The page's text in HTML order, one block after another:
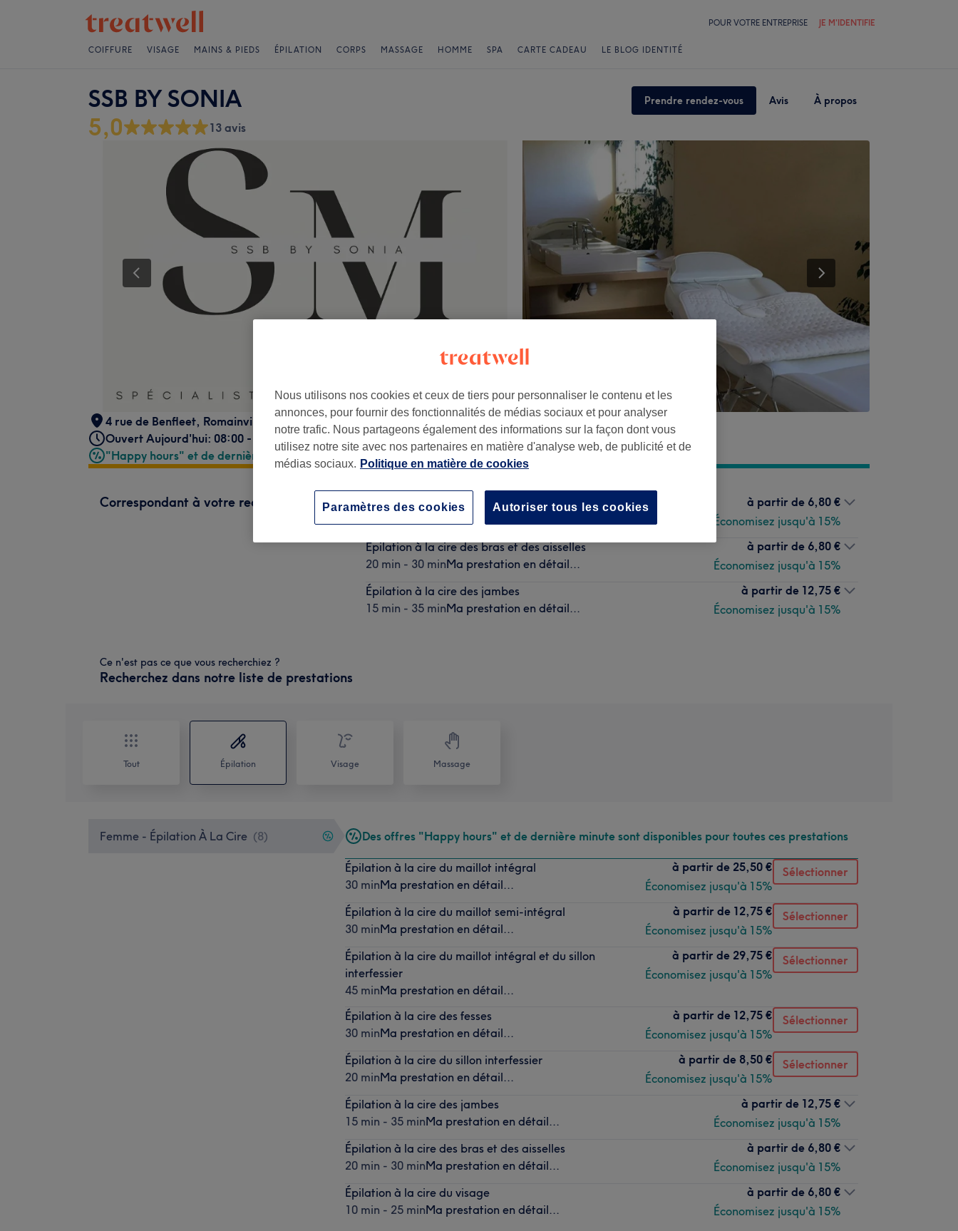
POUR VOTRE ENTREPRISE JE M'IDENTIFIE
COIFFURE VISAGE MAINS & PIEDS ÉPILATION CORPS MASSAGE HOMME SPA CARTE CADEAU LE BLOG IDENTITÉ
SSB BY SONIA Prendre rendez-vous Avis À propos
5,0 13 avis
4 rue de Benfleet, Romainville
93230
Ouvert Aujourd'hui: 08:00 - 21:00
"Happy hours" et de dernière minute
Correspondant à votre recherche
Épilation à la cire du visage
à partir de 6,80 €
Économisez jusqu'à 15%
Épilation à la cire des bras et des aisselles
20 min - 30 minMa prestation en détail...
à partir de 6,80 €
Économisez jusqu'à 15%
Épilation à la cire des jambes
15 min - 35 minMa prestation en détail...
à partir de 12,75 €
Économisez jusqu'à 15%
Ce n'est pas ce que vous recherchiez ?
Recherchez dans notre liste de prestations
Tout Épilation Visage Massage
Femme - Épilation À La Cire (8) Des offres "Happy hours" et de dernière minute sont disponibles pour toutes ces prestations
Épilation à la cire du maillot intégral
30 minMa prestation en détail...
à partir de 25,50 €
Économisez jusqu'à 15%
Sélectionner
Épilation à la cire du maillot semi-intégral
30 minMa prestation en détail...
à partir de 12,75 €
Économisez jusqu'à 15%
Sélectionner
Épilation à la cire du maillot intégral et du sillon
interfessier
45 minMa prestation en détail...
à partir de 29,75 €
Économisez jusqu'à 15%
Sélectionner
Épilation à la cire des fesses
30 minMa prestation en détail...
à partir de 12,75 €
Économisez jusqu'à 15%
Sélectionner
Épilation à la cire du sillon interfessier
20 minMa prestation en détail...
à partir de 8,50 €
Économisez jusqu'à 15%
Sélectionner
Épilation à la cire des jambes
15 min - 35 minMa prestation en détail...
à partir de 12,75 €
Économisez jusqu'à 15%
Épilation à la cire des bras et des aisselles
20 min - 30 minMa prestation en détail...
à partir de 6,80 €
Économisez jusqu'à 15%
Épilation à la cire du visage
10 min - 25 minMa prestation en détail...
à partir de 6,80 €
Économisez jusqu'à 15%
Nous utilisons nos cookies et ceux de tiers pour personnaliser le contenu et les
annonces, pour fournir des fonctionnalités de médias sociaux et pour analyser
notre trafic. Nous partageons également des informations sur la façon dont vous
utilisez notre site avec nos partenaires en matière d'analyse web, de publicité et de
médias sociaux. Politique en matière de cookies
Autoriser tous les cookies
Paramètres des cookies